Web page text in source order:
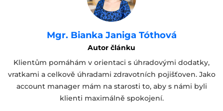
Mgr. Bianka Janiga Tóthová
Autor článku
Klientům pomáhám v orientaci s úhradovými dodatky,
vratkami a celkově úhradami zdravotních pojišťoven. Jako
account manager mám na starosti to, aby s námi byli
klienti maximálně spokojení.